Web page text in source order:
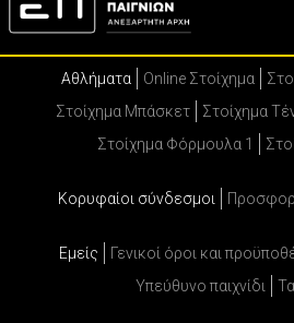
Αθλήματα Online Στοίχημα
Στοίχημα Μπάσκετ
Στοίχημα
Στοίχημα Φόρμουλα 1
Κορυφαίοι σύνδεσμοι
Εμείς Γενικοί όροι και
Υπεύθυνο παιχνίδι